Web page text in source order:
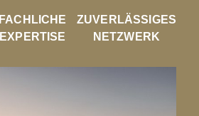
FACHLICHE
EXPERTISE
ZUVERLÄSSIGES
NETZWERK